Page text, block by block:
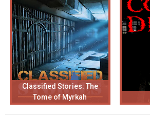
Classified Stories: The
Tome of Myrkah